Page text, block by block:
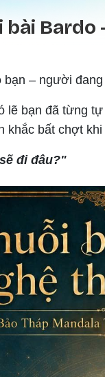
bài
– người
lẽ bạn đã từng
khắc bất chợt
đi đâu?"